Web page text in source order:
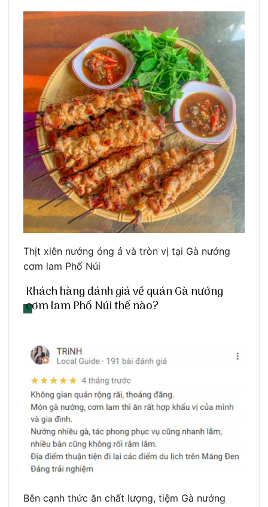
Thịt xiên nướng óng ả và tròn vị tại Gà nướng
cơm lam Phố Núi
Khách hàng đánh giá về quán Gà nướng
cơm lam Phố Núi thế nào?
Bên cạnh thức ăn chất lượng, tiệm Gà nướng